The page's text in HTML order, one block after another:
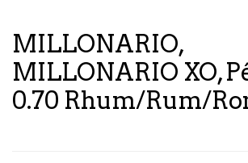
MILLONARIO,
MILLONARIO XO,
0.70 Rhum/Rum/